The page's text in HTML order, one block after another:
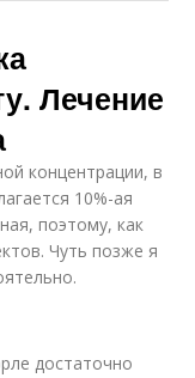
Лечение
концентрации, в
10%-ая
поэтому, как
Чуть позже я
достаточно